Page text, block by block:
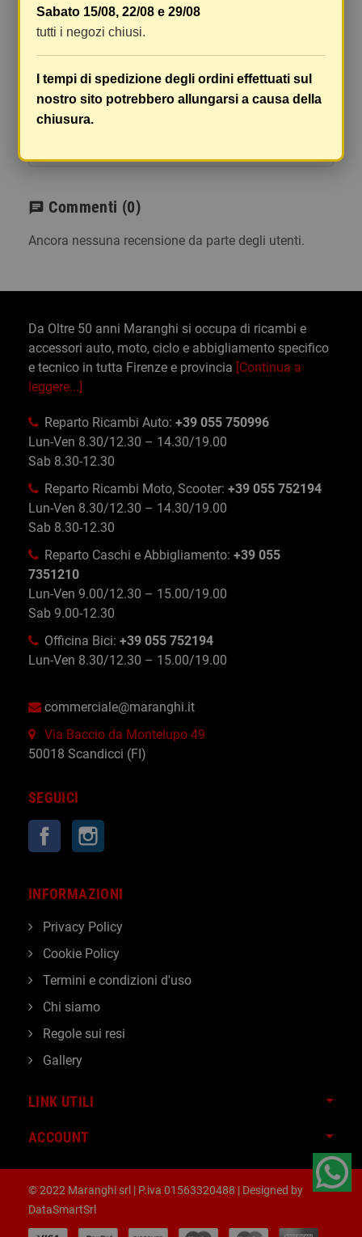
effettuati separatamente, pertanto le spese di
spedizione saranno addebitate per ognuno di
caso di oggetti fragili.
Le scatole hanno dimensioni adeguatamente
chat Commenti (0)
Ancora nessuna recensione da parte degli utenti.
Sabato 15/08, 22/08 e 29/08
tutti i negozi chiusi.
I tempi di spedizione degli ordini effettuati sul
nostro sito potrebbero allungarsi a causa della
chiusura.
Da Oltre 50 anni Maranghi si occupa di ricambi e
accessori auto, moto, ciclo e abbigliamento specifico
e tecnico in tutta Firenze e provincia [Continua a
leggere...]
Reparto Ricambi Auto: +39 055 750996
Lun-Ven 8.30/12.30 – 14.30/19.00
Sab 8.30-12.30
Reparto Ricambi Moto, Scooter: +39 055 752194
Lun-Ven 8.30/12.30 – 14.30/19.00
Sab 8.30-12.30
Reparto Caschi e Abbigliamento: +39 055
7351210
Lun-Ven 9.00/12.30 – 15.00/19.00
Sab 9.00-12.30
Officina Bici: +39 055 752194
Lun-Ven 8.30/12.30 – 15.00/19.00
commerciale@maranghi.it
Via Baccio da Montelupo 49
50018 Scandicci (FI)
SEGUICI
Facebook
LINK UTILI
ACCOUNT
INFORMAZIONI
Privacy Policy
Cookie Policy
Termini e condizioni d'uso
Chi siamo
Regole sui resi
Gallery
© 2022 Maranghi srl | P.iva 01563320488 | Designed by
DataSmartSrl